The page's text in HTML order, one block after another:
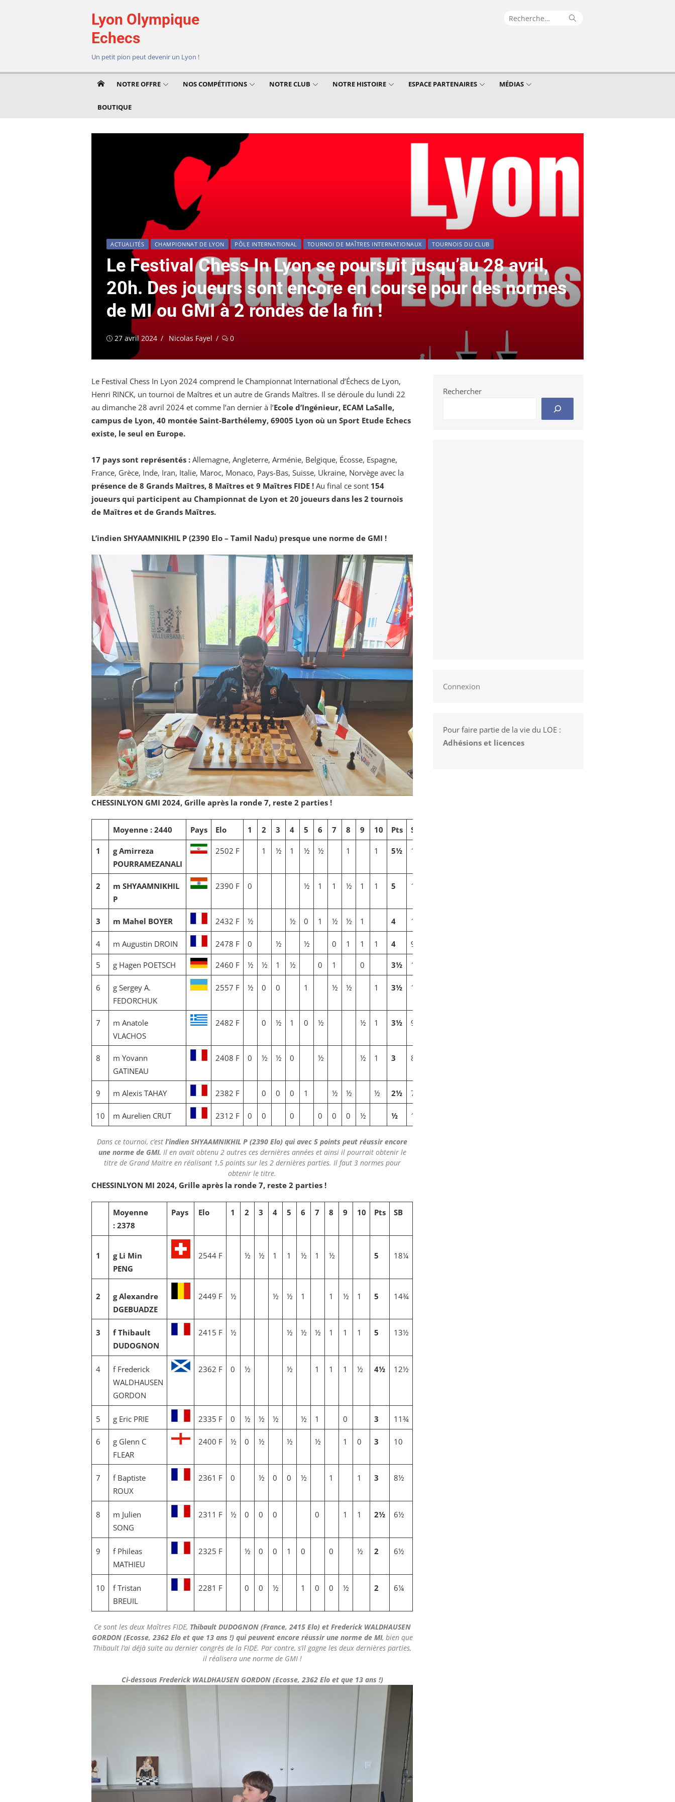
Lyon Olympique
Echecs
Un petit pion peut devenir un Lyon !
Recherche
Rechercher
NOTRE OFFRE NOS COMPÉTITIONS NOTRE CLUB NOTRE HISTOIRE ESPACE PARTENAIRES MÉDIAS
BOUTIQUE
ACTUALITÉS CHAMPIONNAT DE LYON PÔLE INTERNATIONAL TOURNOI DE MAÎTRES INTERNATIONAUX TOURNOIS DU CLUB
Le Festival Chess In Lyon se poursuit jusqu’au 28 avril,
20h. Des joueurs sont encore en course pour des normes
de MI ou GMI à 2 rondes de la fin !
Publié
27 avril 2024 Auteur/autrice
Nicolas Fayel 0
Le Festival Chess In Lyon 2024 comprend le Championnat International d’Échecs de Lyon,
Henri RINCK, un tournoi de Maîtres et un autre de Grands Maîtres. Il se déroule du lundi 22
au dimanche 28 avril 2024 et comme l’an dernier à l’Ecole d’Ingénieur, ECAM LaSalle,
campus de Lyon, 40 montée Saint-Barthélemy, 69005 Lyon où un Sport Etude Echecs
existe, le seul en Europe.
17 pays sont représentés : Allemagne, Angleterre, Arménie, Belgique, Écosse, Espagne,
France, Grèce, Inde, Iran, Italie, Maroc, Monaco, Pays-Bas, Suisse, Ukraine, Norvège avec la
présence de 8 Grands Maîtres, 8 Maîtres et 9 Maîtres FIDE ! Au final ce sont 154
joueurs qui participent au Championnat de Lyon et 20 joueurs dans les 2 tournois
de Maîtres et de Grands Maîtres.
L’indien SHYAAMNIKHIL P (2390 Elo – Tamil Nadu) presque une norme de GMI !
CHESSINLYON GMI 2024, Grille après la ronde 7, reste 2 parties !
Moyenne : 2440 Pays Elo 1 2 3 4 5 6 7 8 9 10 Pts SB
1
g Amirreza
POURRAMEZANALI
2502 F 1 ½ 1 ½ ½ 1 1 5½ 18
2
m SHYAAMNIKHIL
P
2390 F 0 ½ 1 1 ½ 1 1 5 13¼
3 m Mahel BOYER 2432 F ½ ½ 0 1 ½ ½ 1 4 14
4 m Augustin DROIN 2478 F 0 ½ ½ 0 1 1 1 4 9¾
5 g Hagen POETSCH 2460 F ½ ½ 1 ½ 0 1 0 3½ 14¾
6
g Sergey A.
FEDORCHUK
2557 F ½ 0 0 1 ½ ½ 1 3½ 10
7
m Anatole
VLACHOS
2482 F 0 ½ 1 0 ½ ½ 1 3½ 9½
8
m Yovann
GATINEAU
2408 F 0 ½ ½ 0 ½ ½ 1 3 8
9 m Alexis TAHAY 2382 F 0 0 0 1 ½ ½ ½ 2½ 7
10 m Aurelien CRUT 2312 F 0 0 0 0 0 0 ½ ½ 1¼
Dans ce tournoi, c’est l’indien SHYAAMNIKHIL P (2390 Elo) qui avec 5 points peut réussir encore
une norme de GMI. Il en avait obtenu 2 autres ces dernières années et ainsi il pourrait obtenir le
titre de Grand Maitre en réalisant 1,5 points sur les 2 dernières parties. Il faut 3 normes pour
obtenir le titre.
CHESSINLYON MI 2024, Grille après la ronde 7, reste 2 parties !
Moyenne
: 2378
Pays Elo 1 2 3 4 5 6 7 8 9 10 Pts SB
1
g Li Min
PENG
2544 F ½ ½ 1 1 ½ 1 ½ 5 18¼
2
g Alexandre
DGEBUADZE
2449 F ½ ½ ½ 1 1 ½ 1 5 14¾
3
f Thibault
DUDOGNON
2415 F ½ ½ ½ ½ 1 1 1 5 13½
4
f Frederick
WALDHAUSEN
GORDON
2362 F 0 ½ ½ 1 1 1 ½ 4½ 12½
5 g Eric PRIE 2335 F 0 ½ ½ ½ ½ 1 0 3 11¾
6
g Glenn C
FLEAR
2400 F ½ 0 ½ ½ ½ 1 0 3 10
7
f Baptiste
ROUX
2361 F 0 ½ 0 0 ½ 1 1 3 8½
8
m Julien
SONG
2311 F ½ 0 0 0 0 1 1 2½ 6½
9
f Phileas
MATHIEU
2325 F ½ 0 0 1 0 0 ½ 2 6½
10
f Tristan
BREUIL
2281 F 0 0 ½ 1 0 0 ½ 2 6¼
Ce sont les deux Maîtres FIDE, Thibault DUDOGNON (France, 2415 Elo) et Frederick WALDHAUSEN
GORDON (Ecosse, 2362 Elo et que 13 ans !) qui peuvent encore réussir une norme de MI, bien que
Thibault l’ai déjà suite au dernier congrès de la FIDE. Par contre, s’il gagne les deux dernières parties,
il réalisera une norme de GMI !
Ci-dessous Frederick WALDHAUSEN GORDON (Ecosse, 2362 Elo et que 13 ans !)
Rechercher
Connexion
Pour faire partie de la vie du LOE :
Adhésions et licences